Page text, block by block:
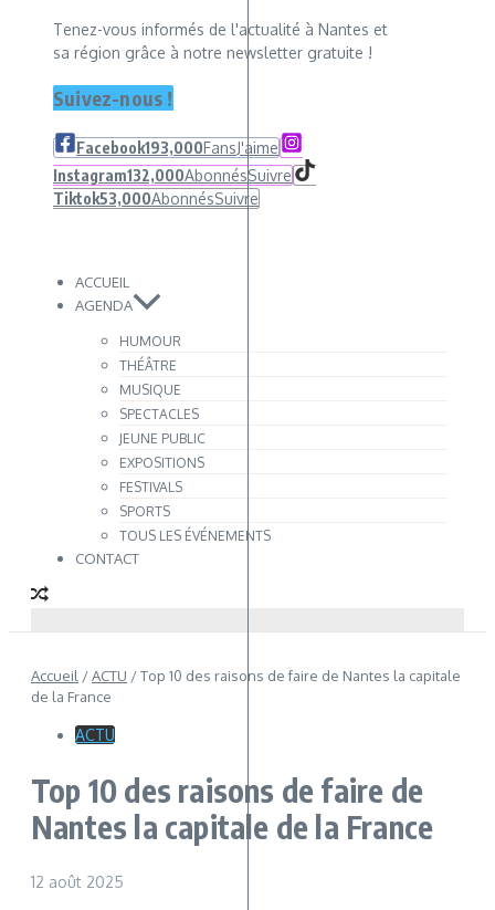
Tenez-vous informés de l'actualité à Nantes et
sa région grâce à notre newsletter gratuite !
Suivez-nous !
Facebook193,000FansJ'aime
Instagram132,000AbonnésSuivre
Tiktok53,000AbonnésSuivre
ACCUEIL
AGENDA
HUMOUR
THÉÂTRE
MUSIQUE
SPECTACLES
JEUNE PUBLIC
EXPOSITIONS
FESTIVALS
SPORTS
TOUS LES ÉVÉNEMENTS
CONTACT
Accueil /ACTU /Top 10 des raisons de faire de Nantes la capitale
de la France
ACTU
Top 10 des raisons de faire de
Nantes la capitale de la France
12 août 2025